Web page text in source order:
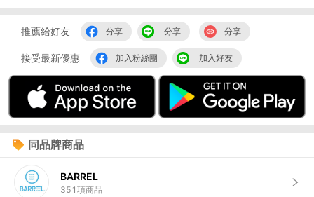
推薦給好友 分享 分享 分享
接受最新優惠 加入粉絲團 加入好友
同品牌商品
BARREL
351 項商品